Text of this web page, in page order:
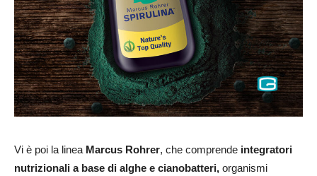
Vi è poi la linea Marcus Rohrer, che comprende integratori
nutrizionali a base di alghe e cianobatteri, organismi